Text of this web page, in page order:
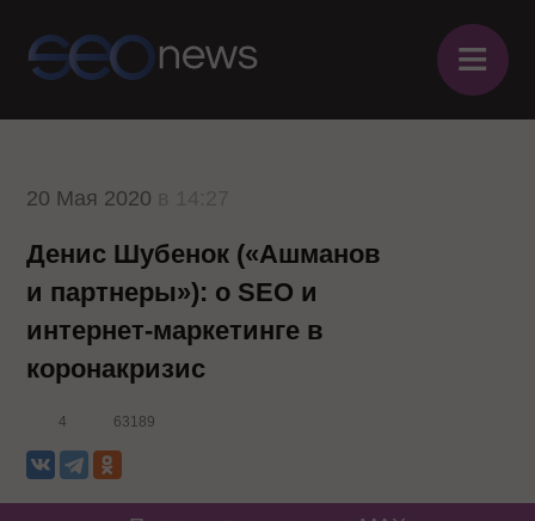
≡
20 Мая 2020
Денис Шубенок («Ашманов
и партнеры»): о SEO и
интернет-маркетинге в
коронакризис
4 63189